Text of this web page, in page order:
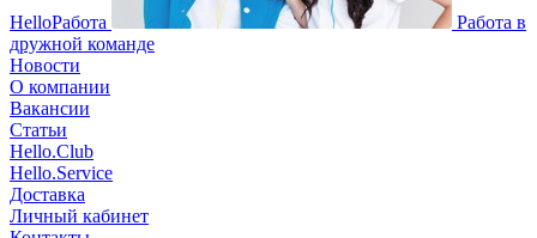
HelloРабота
Работа в
дружной команде
Новости
О компании
Вакансии
Статьи
Hello.Club
Hello.Service
Доставка
Личный кабинет